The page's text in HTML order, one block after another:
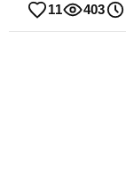
11 403